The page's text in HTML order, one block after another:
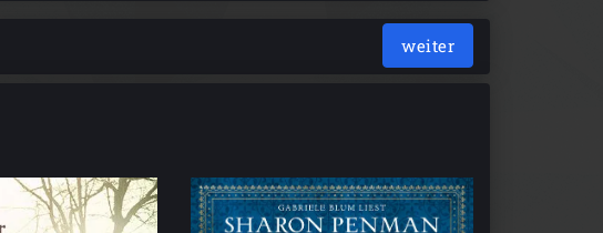
weiter